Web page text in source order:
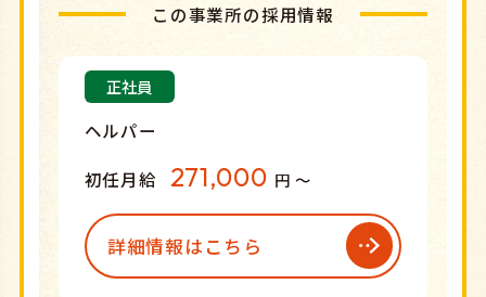
この事業所の採用情報
正社員
ヘルパー
初任月給 271,000 円 〜
詳細情報はこちら